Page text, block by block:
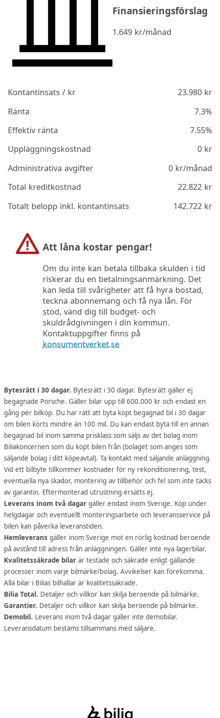
Finansieringsförslag
1.649 kr/månad
Kontantinsats / kr 23.980kr
Ränta
7.3%
Effektiv ränta
7.55%
Uppläggningskostnad
0kr
Administrativa avgifter
0kr/månad
Total kreditkostnad
22.822kr
Totalt belopp inkl. kontantinsats
142.722kr
Att låna kostar pengar!
Om du inte kan betala tillbaka skulden i tid
riskerar du en betalningsanmärkning. Det
kan leda till svårigheter att få hyra bostad,
teckna abonnemang och få nya lån. För
stöd, vänd dig till budget- och
skuldrådgivningen i din kommun.
Kontaktuppgifter finns på
konsumentverket.se
Bytesrätt i 30 dagar. Bytesrätt i 30 dagar. Bytesrätt gäller ej
begagnade Porsche. Gäller bilar upp till 600.000 kr och endast en
gång per bilköp. Du har rätt att byta köpt begagnad bil i 30 dagar
om bilen körts mindre än 100 mil. Du kan endast byta till en annan
begagnad bil inom samma prisklass som säljs av det bolag inom
Biliakoncernen som du köpt bilen från (bolaget som anges som
säljande bolag i ditt köpeavtal). Ta kontakt med säljande anläggning.
Vid ett bilbyte tillkommer kostnader för ny rekonditionering, test,
eventuella nya skador, montering av tillbehör och fel som inte täcks
av garantin. Eftermonterad utrustning ersätts ej.
Leverans inom två dagar gäller endast inom Sverige. Köp under
helgdagar och eventuellt monteringsarbete och leveransservice på
bilen kan påverka leveranstiden.
Hemleverans gäller inom Sverige mot en rörlig kostnad beroende
på avstånd till adress från anläggningen. Gäller inte nya lagerbilar.
Kvalitetssäkrade bilar är testade och säkrade enligt gällande
processer inom varje bilmärke/bolag. Avvikelser kan förekomma.
Alla bilar i Bilias bilhallar är kvalitetssäkrade.
Bilia Total. Detaljer och villkor kan skilja beroende på bilmärke.
Garantier. Detaljer och villkor kan skilja beroende på bilmärke.
Demobil. Leverans inom två dagar gäller inte demobilar.
Leveransdatum bestäms tillsammans med säljare.